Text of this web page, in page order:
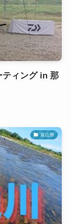
ティング in 那
富山県